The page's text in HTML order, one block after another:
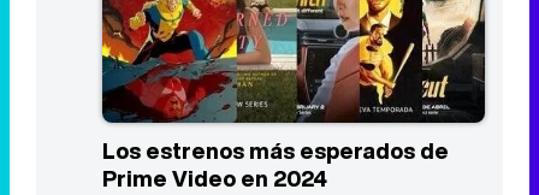
Los estrenos más esperados de
Prime Video en 2024